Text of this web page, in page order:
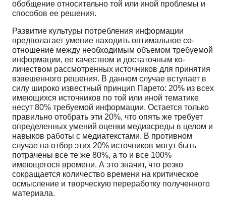
обобщение относительно той или иной проблемы и
способов ее решения.
Развитие культуры потребления информации
предполагает умение находить оптимальное со­
отношение между необходимым объемом требуемой
информации, ее качеством и достаточным ко­
личеством рассмотренных источников для принятия
взвешенного решения. В данном случае всту­пает в
силу широко известный принцип Парето: 20% из всех
имеющихся источников по той или иной тематике
несут 80% требуемой информации. Остается только
правильно отобрать эти 20%, что опять же требует
определенных умений оценки медиасреды в целом и
навыков работы с ме­диатекстами. В противном
случае на отбор этих 20% источников могут быть
потрачены все те же 80%, а то и все 100%
имеющегося времени. А это значит, что резко
сокращается количество време­ни на критическое
осмысление и творческую переработку полученного
материала.